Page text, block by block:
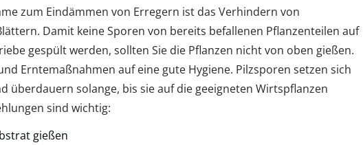
zum Eindämmen von Erregern ist das Verhindern von
Damit keine Sporen von bereits befallenen Pflanzenteilen auf
gespült werden, sollten Sie die Pflanzen nicht von oben gießen.
Erntemaßnahmen auf eine gute Hygiene. Pilzsporen setzen sich
überdauern solange, bis sie auf die geeigneten Wirtspflanzen
sind wichtig:
gießen